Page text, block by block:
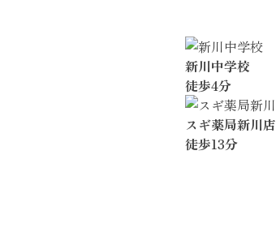
新川中学校
徒歩4分
スギ薬局新川店
徒歩13分